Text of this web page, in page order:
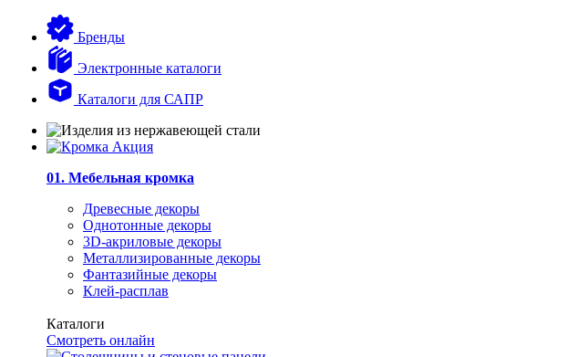
Бренды
Электронные каталоги
Каталоги для САПР
01. Мебельная кромка
Древесные декоры
Однотонные декоры
3D-акриловые декоры
Металлизированные декоры
Фантазийные декоры
Клей-расплав
Каталоги
Смотреть онлайн